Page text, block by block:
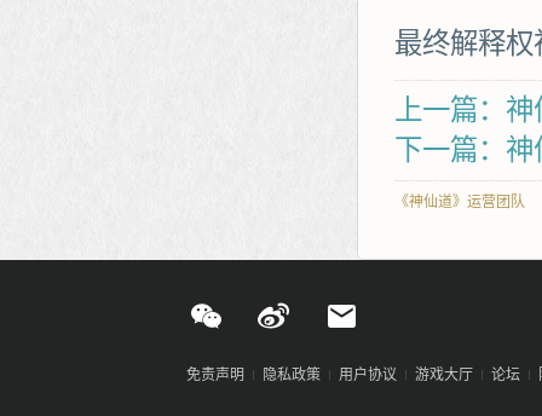
最终解释
上一篇：
下一篇：
《神仙道》运营团队
免责声明 隐私政策 用户协议 游戏大厅 论坛